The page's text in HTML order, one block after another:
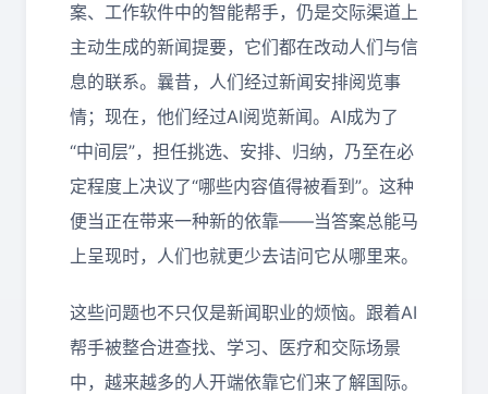
案、工作软件中的智能帮手，仍是交际渠道上
主动生成的新闻提要，它们都在改动人们与信
息的联系。曩昔，人们经过新闻安排阅览事
情；现在，他们经过AI阅览新闻。AI成为了
“中间层”，担任挑选、安排、归纳，乃至在必
定程度上决议了“哪些内容值得被看到”。这种
便当正在带来一种新的依靠——当答案总能马
上呈现时，人们也就更少去诘问它从哪里来。
这些问题也不只仅是新闻职业的烦恼。跟着AI
帮手被整合进查找、学习、医疗和交际场景
中，越来越多的人开端依靠它们来了解国际。